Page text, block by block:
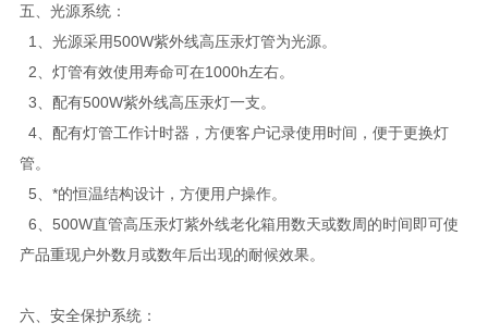
五、光源系统：
1、光源采用500W紫外线高压汞灯管为光源。
2、灯管有效使用寿命可在1000h左右。
3、配有500W紫外线高压汞灯一支。
4、配有灯管工作计时器，方便客户记录使用时间，便于更换灯
管。
5、*的恒温结构设计，方便用户操作。
6、500W直管高压汞灯紫外线老化箱用数天或数周的时间即可使
产品重现户外数月或数年后出现的耐候效果。
六、安全保护系统：